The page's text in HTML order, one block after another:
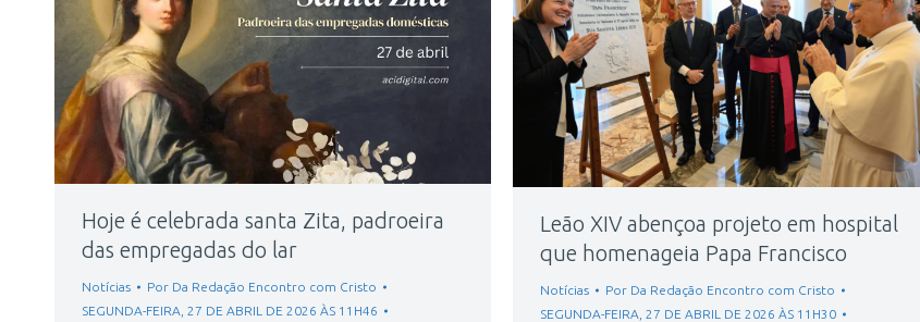
Hoje é celebrada santa Zita, padroeira
das empregadas do lar
Notícias Por Da Redação Encontro com Cristo
SEGUNDA-FEIRA, 27 DE ABRIL DE 2026 ÀS 11H46
Leão XIV abençoa projeto em hospital
que homenageia Papa Francisco
Notícias Por Da Redação Encontro com Cristo
SEGUNDA-FEIRA, 27 DE ABRIL DE 2026 ÀS 11H30